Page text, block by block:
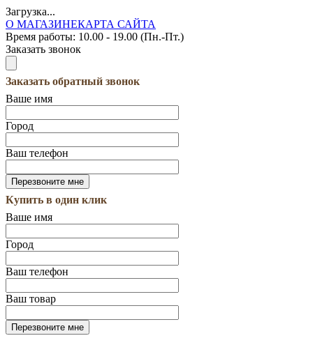
Загрузка...
О МАГАЗИНЕКАРТА САЙТА
Время работы: 10.00 - 19.00 (Пн.-Пт.)
Заказать звонок
Заказать обратный звонок
Ваше имя
Город
Ваш телефон
Купить в один клик
Ваше имя
Город
Ваш телефон
Ваш товар